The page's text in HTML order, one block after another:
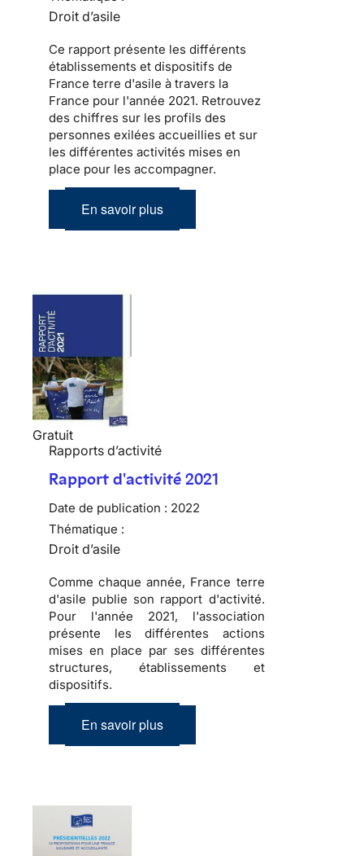
Droit d’asile
Ce rapport présente les différents
établissements et dispositifs de
France terre d'asile à travers la
France pour l'année 2021. Retrouvez
des chiffres sur les profils des
personnes exilées accueillies et sur
les différentes activités mises en
place pour les accompagner.
En savoir plus
Gratuit
Rapports d’activité
Rapport d'activité 2021
Date de publication : 2022
Thématique :
Droit d’asile
Comme chaque année, France terre
d'asile publie son rapport d'activité.
Pour l'année 2021, l'association
présente les différentes actions
mises en place par ses différentes
structures, établissements et
dispositifs.
En savoir plus